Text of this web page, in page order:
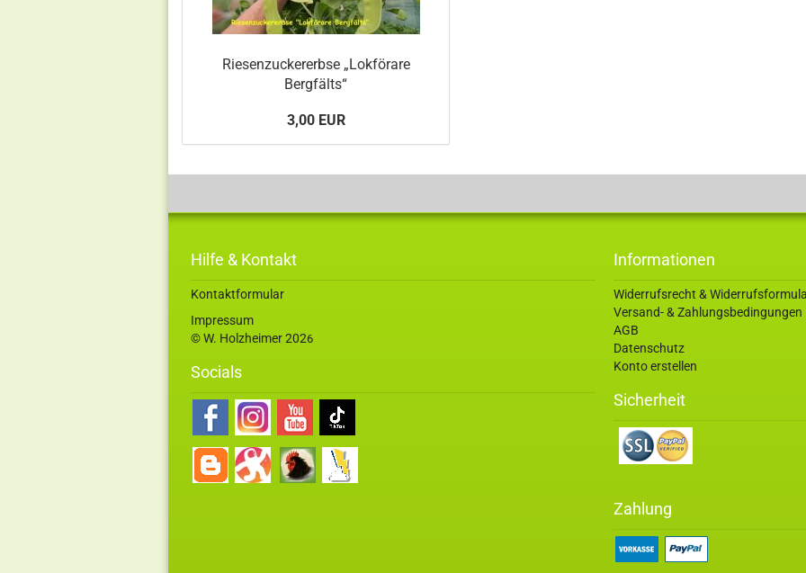
Riesenzuckererbse „Lokförare
Bergfälts“
3,00 EUR
Hilfe & Kontakt
Kontaktformular
Impressum
© W. Holzheimer 2026
Socials
Informationen
Widerrufsrecht &
Versand- & Zahlungsbedingungen
AGB
Datenschutz
Konto erstellen
Sicherheit
Zahlung